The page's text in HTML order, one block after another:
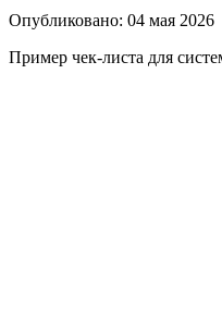
Опубликовано: 04 мая 2026
Пример чек-листа для